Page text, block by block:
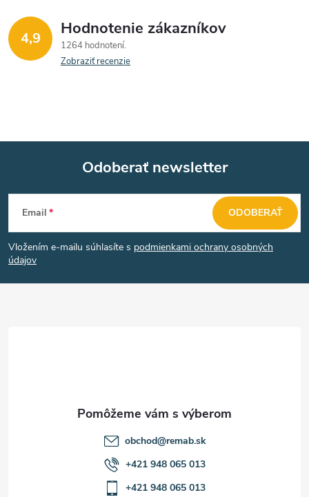
4,9 Hodnotenie zákazníkov
1264 hodnotení
Zobraziť recenzie
Z
á
p
Odoberať newsletter
Email
Vložením e-mailu súhlasíte s podmienkami ochrany osobných
údajov
ODOBERAŤ
obchod@remab.sk
+421 948 065 013
+421 948 065 013